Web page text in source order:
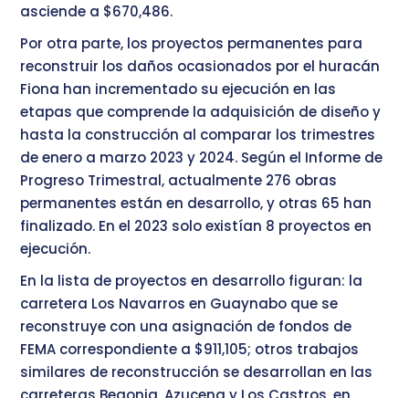
asciende a $670,486.
Por otra parte, los proyectos permanentes para
reconstruir los daños ocasionados por el huracán
Fiona han incrementado su ejecución en las
etapas que comprende la adquisición de diseño y
hasta la construcción al comparar los trimestres
de enero a marzo 2023 y 2024. Según el Informe de
Progreso Trimestral, actualmente 276 obras
permanentes están en desarrollo, y otras 65 han
finalizado. En el 2023 solo existían 8 proyectos en
ejecución.
En la lista de proyectos en desarrollo figuran: la
carretera Los Navarros en Guaynabo que se
reconstruye con una asignación de fondos de
FEMA correspondiente a $911,105; otros trabajos
similares de reconstrucción se desarrollan en las